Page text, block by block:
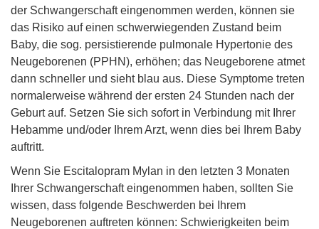
der Schwangerschaft eingenommen werden, können sie
das Risiko auf einen schwerwiegenden Zustand beim
Baby, die sog. persistierende pulmonale Hypertonie des
Neugeborenen (PPHN), erhöhen; das Neugeborene atmet
dann schneller und sieht blau aus. Diese Symptome treten
normalerweise während der ersten 24 Stunden nach der
Geburt auf. Setzen Sie sich sofort in Verbindung mit Ihrer
Hebamme und/oder Ihrem Arzt, wenn dies bei Ihrem Baby
auftritt.
Wenn Sie Escitalopram Mylan in den letzten 3 Monaten
Ihrer Schwangerschaft eingenommen haben, sollten Sie
wissen, dass folgende Beschwerden bei Ihrem
Neugeborenen auftreten können: Schwierigkeiten beim